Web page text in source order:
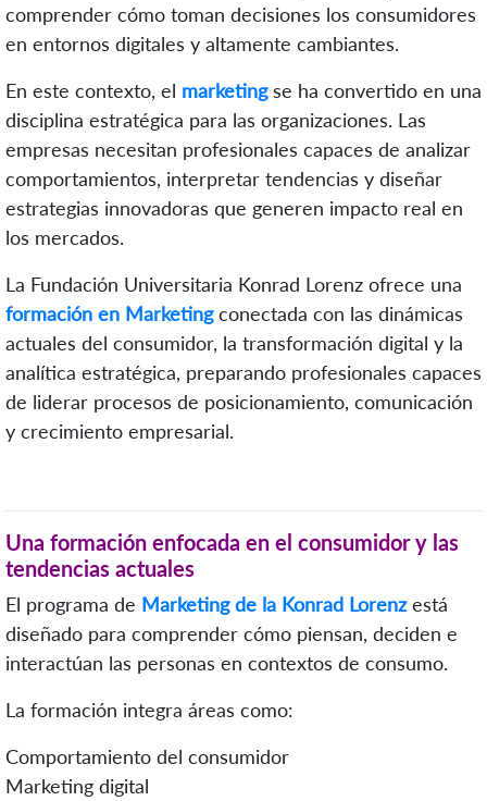
comprender cómo toman decisiones los consumidores
en entornos digitales y altamente cambiantes.
En este contexto, el marketingse ha convertido en una
disciplina estratégica para las organizaciones. Las
empresas necesitan profesionales capaces de analizar
comportamientos, interpretar tendencias y diseñar
estrategias innovadoras que generen impacto real en
los mercados.
La Fundación Universitaria Konrad Lorenz ofrece una
formación en Marketingconectada con las dinámicas
actuales del consumidor, la transformación digital y la
analítica estratégica, preparando profesionales capaces
de liderar procesos de posicionamiento, comunicación
y crecimiento empresarial.
Una formación enfocada en el consumidor y las
tendencias actuales
El programa de Marketing de la Konrad Lorenzestá
diseñado para comprender cómo piensan, deciden e
interactúan las personas en contextos de consumo.
La formación integra áreas como:
Comportamiento del consumidor
Marketing digital